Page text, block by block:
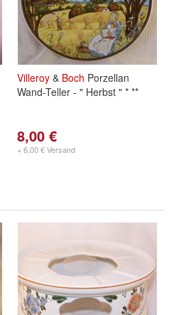
Villeroy & Boch Porzellan
Wand-Teller - " Herbst " * **
8,00 €
+ 6,00 € Versand